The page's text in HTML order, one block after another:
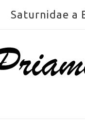
Saturnidae a